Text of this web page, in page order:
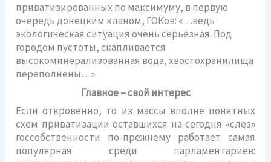
приватизированных по максимуму, в первую
очередь донецким кланом, ГОКов: «…ведь
экологическая ситуация очень серьезная. Под
городом пустоты, скапливается
высокоминерализованная вода, хвостохранилища
переполнены…»
Главное – свой интерес
Если откровенно, то из массы вполне понятных
схем приватизации оставшихся на сегодня «слез»
госсобственности по-прежнему работает самая
популярная среди парламентариев: